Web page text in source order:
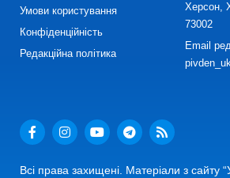
Умови користування
Конфіденційність
Редакційна політика
Херсон,
73002
Email
Всі права захищені. Матеріали з сайту